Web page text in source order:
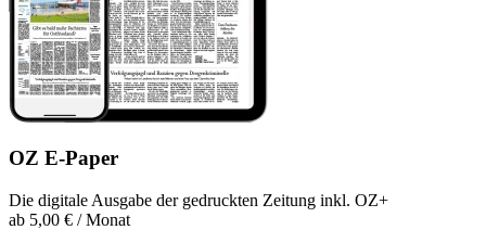
OZ E-Paper
Die digitale Ausgabe der gedruckten Zeitung inkl. OZ+
ab 5,00 € / Monat